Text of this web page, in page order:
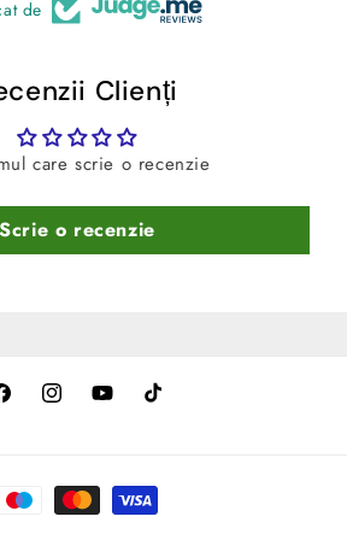
de
Clienți
care scrie o recenzie
Scrie o recenzie
InstagramYouTubeTikTok
Metode